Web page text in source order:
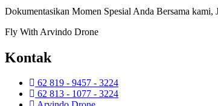
Dokumentasikan Momen Spesial Anda Bersama
Fly With Arvindo Drone
Kontak
62 819 - 9457 - 3224
62 813 - 1077 - 3224